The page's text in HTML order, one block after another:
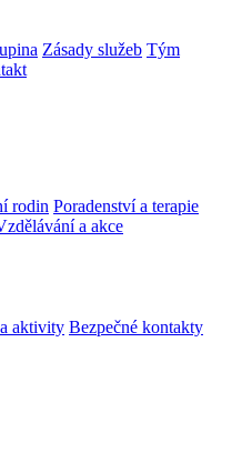
Zásady služeb Tým
rodin Poradenství a terapie
a akce
aktivity Bezpečné kontakty